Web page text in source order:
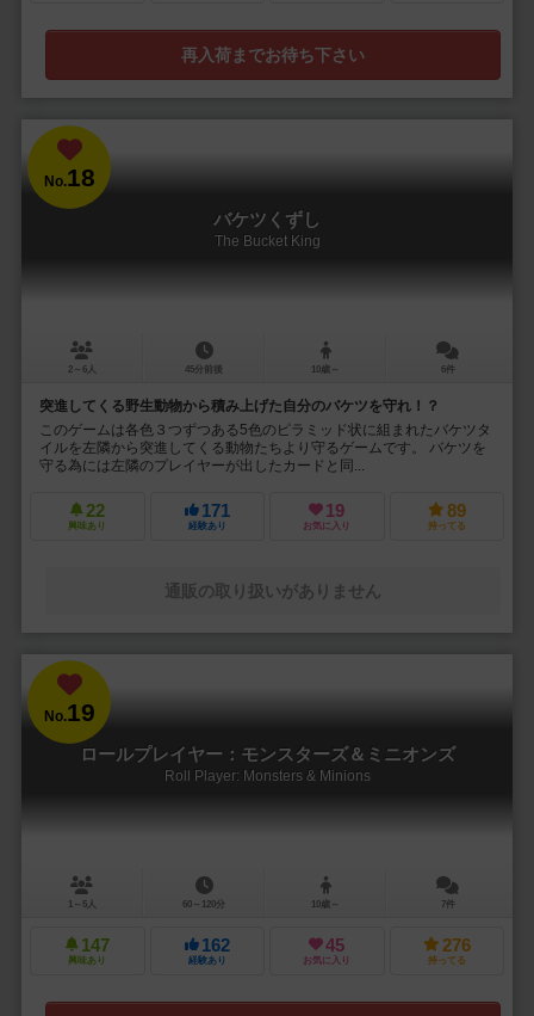
再入荷までお待ち下さい
No.18
バケツくずし
The Bucket King
2～6人 45分前後 10歳～ 6件
突進してくる野生動物から積み上げた自分のバケツを守れ！？
このゲームは各色３つずつある5色のピラミッド状に組まれたバケツタ
イルを左隣から突進してくる動物たちより守るゲームです。 バケツを
守る為には左隣のプレイヤーが出したカードと同...
22
興味あり
171
経験あり
19
お気に入り
89
持ってる
通販の取り扱いがありません
No.19
ロールプレイヤー：モンスターズ＆ミニオンズ
Roll Player: Monsters & Minions
1～5人 60～120分 10歳～ 7件
147
興味あり
162
経験あり
45
お気に入り
276
持ってる